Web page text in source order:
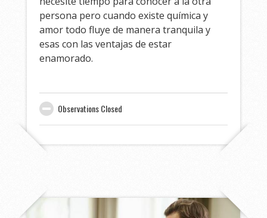
persona pero cuando existe química y
amor todo fluye de manera tranquila y
esas con las ventajas de estar
enamorado.
Observations Closed